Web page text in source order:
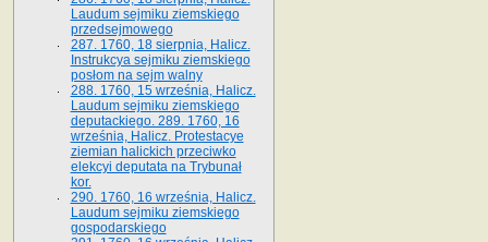
Laudum sejmiku ziemskiego
przedsejmowego
287. 1760, 18 sierpnia, Halicz.
Instrukcya sejmiku ziemskiego
posłom na sejm walny
288. 1760, 15 września, Halicz.
Laudum sejmiku ziemskiego
deputackiego. 289. 1760, 16
września, Halicz. Protestacye
ziemian halickich przeciwko
elekcyi deputata na Trybunał
kor.
290. 1760, 16 września, Halicz.
Laudum sejmiku ziemskiego
gospodarskiego